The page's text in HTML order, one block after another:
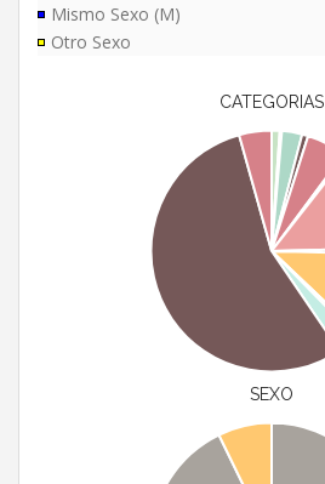
Mismo Sexo (M)
Otro Sexo
CATEGORIAS
SEXO